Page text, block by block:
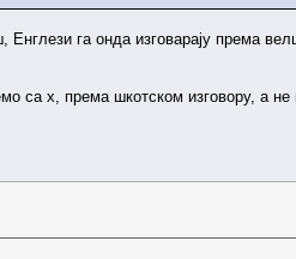
га онда изговарају према
са х, према шкотском изговору, а